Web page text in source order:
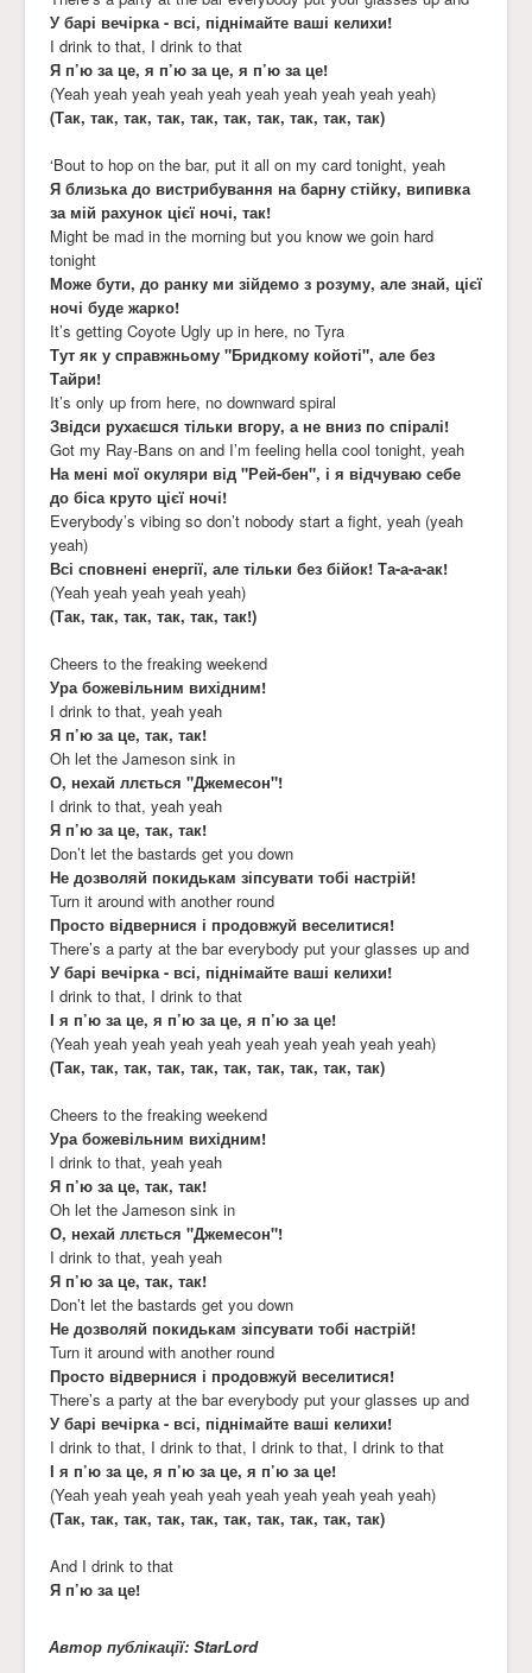
У барі вечірка - всі, піднімайте ваші келихи!
I drink to that, I drink to that
Я п’ю за це, я п’ю за це, я п’ю за це!
(Yeah yeah yeah yeah yeah yeah yeah yeah yeah yeah)
(Так, так, так, так, так, так, так, так, так, так)
‘Bout to hop on the bar, put it all on my card tonight, yeah
Я близька до вистрибування на барну стійку, випивка
за мій рахунок цієї ночі, так!
Might be mad in the morning but you know we goin hard
tonight
Може бути, до ранку ми зійдемо з розуму, але знай, цієї
ночі буде жарко!
It’s getting Coyote Ugly up in here, no Tyra
Тут як у справжньому "Бридкому койоті", але без
Тайри!
It’s only up from here, no downward spiral
Звідси рухаєшся тільки вгору, а не вниз по спіралі!
Got my Ray-Bans on and I’m feeling hella cool tonight, yeah
На мені мої окуляри від "Рей-бен", і я відчуваю себе
до біса круто цієї ночі!
Everybody’s vibing so don’t nobody start a fight, yeah (yeah
yeah)
Всі сповнені енергії, але тільки без бійок! Та-а-а-ак!
(Yeah yeah yeah yeah yeah)
(Так, так, так, так, так, так!)
Cheers to the freaking weekend
Ура божевільним вихідним!
I drink to that, yeah yeah
Я п’ю за це, так, так!
Oh let the Jameson sink in
О, нехай ллється "Джемесон"!
I drink to that, yeah yeah
Я п’ю за це, так, так!
Don’t let the bastards get you down
Не дозволяй покидькам зіпсувати тобі настрій!
Turn it around with another round
Просто відвернися і продовжуй веселитися!
There’s a party at the bar everybody put your glasses up and
У барі вечірка - всі, піднімайте ваші келихи!
I drink to that, I drink to that
І я п’ю за це, я п’ю за це, я п’ю за це!
(Yeah yeah yeah yeah yeah yeah yeah yeah yeah yeah)
(Так, так, так, так, так, так, так, так, так, так)
Cheers to the freaking weekend
Ура божевільним вихідним!
I drink to that, yeah yeah
Я п’ю за це, так, так!
Oh let the Jameson sink in
О, нехай ллється "Джемесон"!
I drink to that, yeah yeah
Я п’ю за це, так, так!
Don’t let the bastards get you down
Не дозволяй покидькам зіпсувати тобі настрій!
Turn it around with another round
Просто відвернися і продовжуй веселитися!
There’s a party at the bar everybody put your glasses up and
У барі вечірка - всі, піднімайте ваші келихи!
I drink to that, I drink to that, I drink to that, I drink to that
І я п’ю за це, я п’ю за це, я п’ю за це!
(Yeah yeah yeah yeah yeah yeah yeah yeah yeah yeah)
(Так, так, так, так, так, так, так, так, так, так)
And I drink to that
Я п’ю за це!
Автор публікації: StarLord